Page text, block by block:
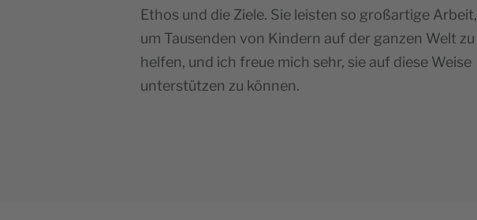
Ethos und die Ziele. Sie leisten so großartige Arbeit,
um Tausenden von Kindern auf der ganzen Welt zu
helfen, und ich freue mich sehr, sie auf diese Weise
unterstützen zu können.